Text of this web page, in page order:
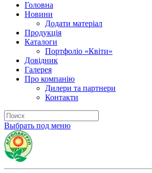
Головна
Новини
Додати матеріал
Продукція
Каталоги
Портфоліо «Квіти»
Довідник
Галерея
Про компанію
Дилери та партнери
Контакти
Выбрать под меню